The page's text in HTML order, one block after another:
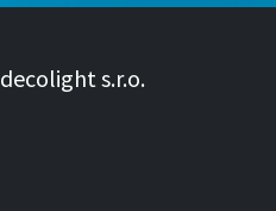
decolight s.r.o.